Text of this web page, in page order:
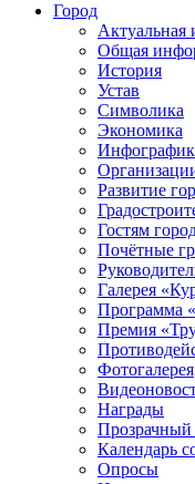
Город
Актуальная
Общая
История
Устав
Символика
Экономика
Развитие
Гостям
Почётные
Галерея
Программа
Премия
Фотогалерея
Награды
Прозрачный
Календарь
Опросы